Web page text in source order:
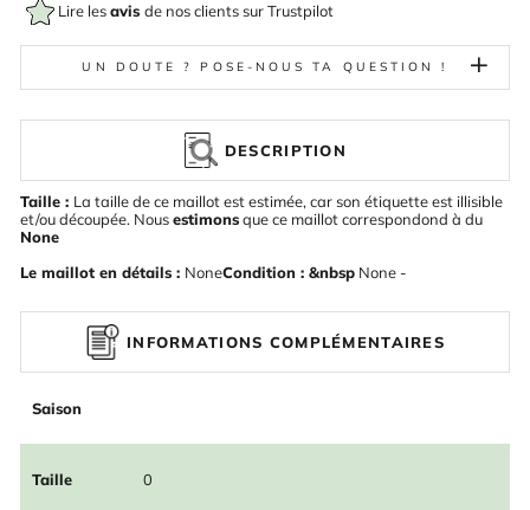
Lire lesavis de nos clients sur Trustpilot
UN DOUTE ? POSE-NOUS TA QUESTION !
DESCRIPTION
Taille : La taille de ce maillot est estimée, car son étiquette est illisible
et/ou découpée. Nousestimonsque ce maillot correspondond à du
None
Le maillot en détails : NoneCondition : &nbsp None -
INFORMATIONS COMPLÉMENTAIRES
Saison
Taille 0